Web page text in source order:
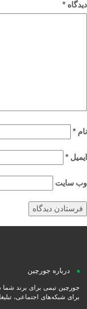
*
*
*
سایت
درباره جورچین
جورچین تیمی برای برند شما در
برای شبکه‌های اجتماعی،